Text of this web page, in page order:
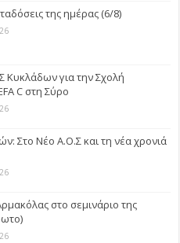
της ημέρας (6/8)
Κυκλάδων για την Σχολή
C στη Σύρο
Στο Νέο Α.Ο.Σ και τη νέα χρονιά
στο σεμινάριο της